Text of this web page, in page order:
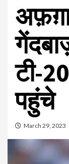
टी-
पहुंचे
March 29, 2023